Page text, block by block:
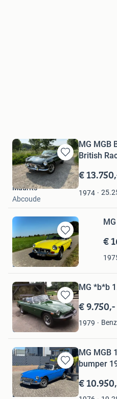
Bewaren
in
Mijn
Favorieten
MG MGB
British
€
1974
Maurits
Abcoude
Bewaren
in
Mijn
Favorieten
€
Mark
Druten
Bewaren
in
Favorieten
MG *b*b
€ 9.750,-
1979
Ton
Onna
Bewaren
in
Mijn
MG MGB
bumper
€
DiClassics